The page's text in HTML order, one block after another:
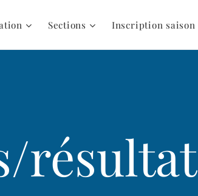
Sections Inscription saison